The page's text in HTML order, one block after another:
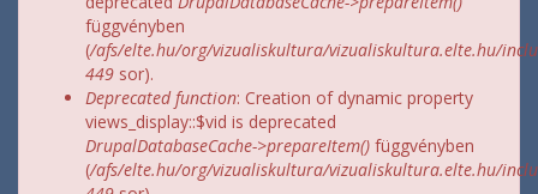
függvényben
(/afs/elte.hu/org/vizualiskultura/vizualiskultura.elte.hu/
449 sor).
Deprecated function: Creation of dynamic property
views_display::$vid is deprecated
DrupalDatabaseCache->prepareItem() függvényben
(/afs/elte.hu/org/vizualiskultura/vizualiskultura.elte.hu/